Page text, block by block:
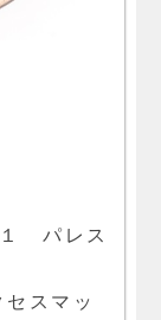
１ パレス
スマッ